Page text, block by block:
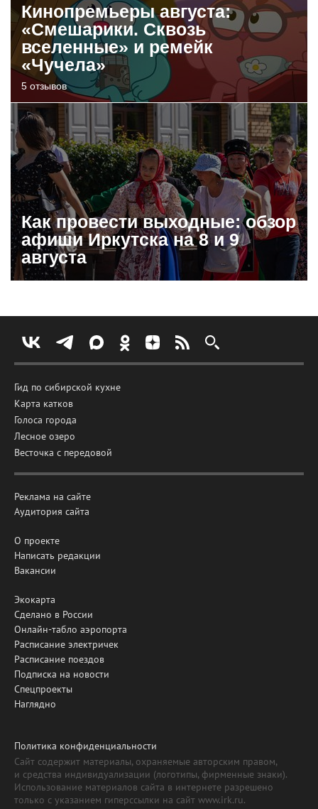
Кинопремьеры августа:
«Смешарики. Сквозь
вселенные» и ремейк
«Чучела»
5 отзывов
Как провести выходные: обзор
афиши Иркутска на 8 и 9
августа
Гид по сибирской кухне
Карта катков
Голоса города
Лесное озеро
Весточка с передовой
Реклама на сайте
Аудитория сайта
О проекте
Написать редакции
Вакансии
Экокарта
Сделано в России
Онлайн-табло аэропорта
Расписание электричек
Расписание поездов
Подписка на новости
Спецпроекты
Наглядно
Политика конфиденциальности
Сайт содержит материалы, охраняемые авторским правом,
и средства индивидуализации (логотипы, фирменные знаки).
Использование материалов сайта в интернете разрешено
только с указанием гиперссылки на сайт www.irk.ru.